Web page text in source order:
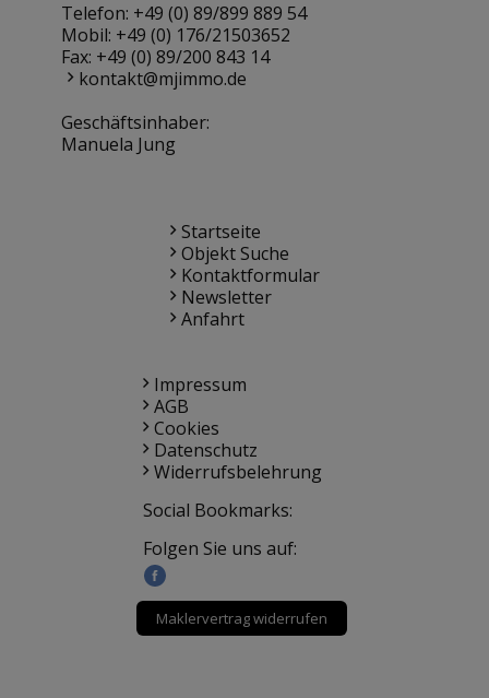
Telefon: +49 (0) 89/899 889 54
Mobil: +49 (0) 176/21503652
Fax: +49 (0) 89/200 843 14
kontakt@mjimmo.de
Geschäftsinhaber:
Manuela Jung
Startseite
Objekt Suche
Kontaktformular
Newsletter
Anfahrt
Impressum
AGB
Cookies
Datenschutz
Widerrufsbelehrung
Social Bookmarks:
Folgen Sie uns auf:
Maklervertrag widerrufen